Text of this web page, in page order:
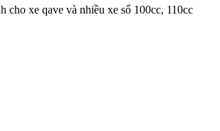
cho xe qave và nhiều xe số 100cc, 110cc